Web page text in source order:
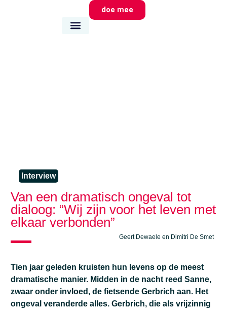
doe mee
Interview
Van een dramatisch ongeval tot
dialoog: “Wij zijn voor het leven met
elkaar verbonden”
Geert Dewaele en Dimitri De Smet
Tien jaar geleden kruisten hun levens op de meest
dramatische manier. Midden in de nacht reed Sanne,
zwaar onder invloed, de fietsende Gerbrich aan. Het
ongeval veranderde alles. Gerbrich, die als vrijzinnig